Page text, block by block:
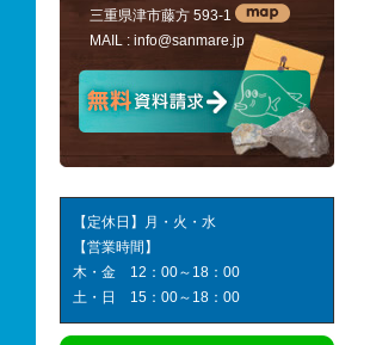
三重県津市藤方 593-1
MAIL : info@sanmare.jp
【定休日】月・火・水
【営業時間】
木・金 12：00～18：00
土・日 15：00～18：00